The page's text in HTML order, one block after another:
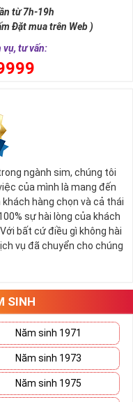
từ 7h-19h
Đặt mua trên Web )
tư vấn:
ngành sim, chúng tôi
của mình là mang đến
hàng chọn và cả thái
sự hài lòng của khách
bất cứ điều gì không hài
vụ đã chuyển cho chúng
SINH
Năm sinh 1971
Năm sinh 1973
Năm sinh 1975